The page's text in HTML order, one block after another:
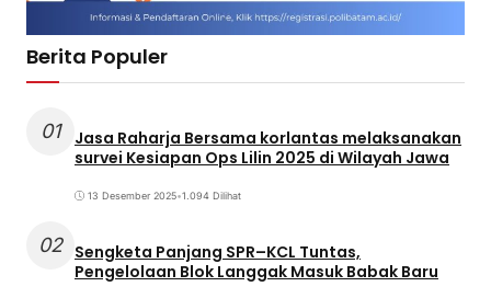
Berita Populer
01
Jasa Raharja Bersama korlantas melaksanakan
survei Kesiapan Ops Lilin 2025 di Wilayah Jawa
13 Desember 2025•1.094 Dilihat
02 Sengketa Panjang SPR–KCL Tuntas,
Pengelolaan Blok Langgak Masuk Babak Baru